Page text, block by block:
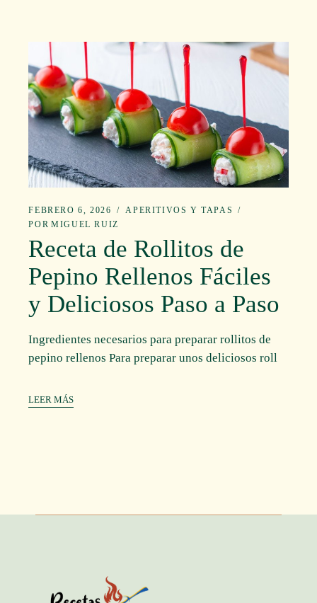
FEBRERO 6, 2026
APERITIVOS Y TAPAS
POR MIGUEL RUIZ
Receta de Rollitos de
Pepino Rellenos Fáciles
y Deliciosos Paso a Paso
Ingredientes necesarios para preparar rollitos de
pepino rellenos Para preparar unos deliciosos roll
LEER MÁS